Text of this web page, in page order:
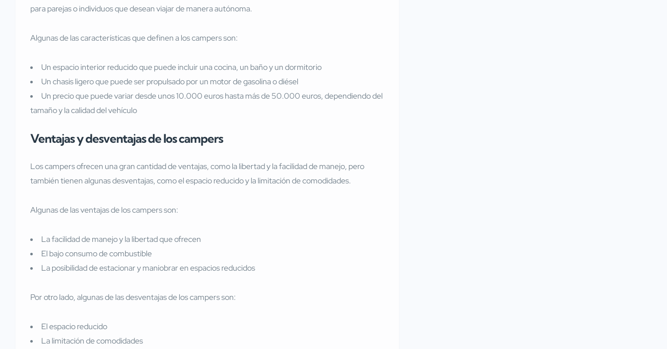
para parejas o individuos que desean viajar de manera autónoma.
Algunas de las características que definen a los campers son:
Un espacio interior reducido que puede incluir una cocina, un baño y un dormitorio
Un chasis ligero que puede ser propulsado por un motor de gasolina o diésel
Un precio que puede variar desde unos 10.000 euros hasta más de 50.000 euros, dependiendo del
tamaño y la calidad del vehículo
Ventajas y desventajas de los campers
Los campers ofrecen una gran cantidad de ventajas, como la libertad y la facilidad de manejo, pero
también tienen algunas desventajas, como el espacio reducido y la limitación de comodidades.
Algunas de las ventajas de los campers son:
La facilidad de manejo y la libertad que ofrecen
El bajo consumo de combustible
La posibilidad de estacionar y maniobrar en espacios reducidos
Por otro lado, algunas de las desventajas de los campers son:
El espacio reducido
La limitación de comodidades